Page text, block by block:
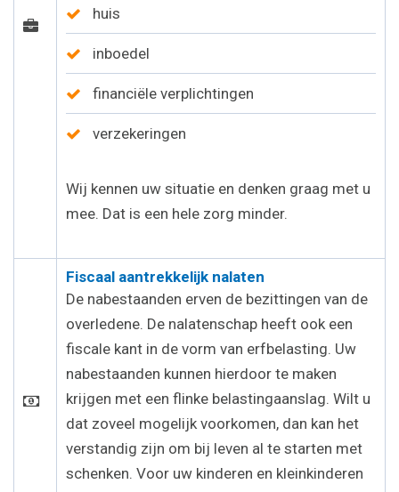
huis
inboedel
financiële verplichtingen
verzekeringen
Wij kennen uw situatie en denken graag met u
mee. Dat is een hele zorg minder.
Fiscaal aantrekkelijk nalaten
De nabestaanden erven de bezittingen van de
overledene. De nalatenschap heeft ook een
fiscale kant in de vorm van erfbelasting. Uw
nabestaanden kunnen hierdoor te maken
krijgen met een flinke belastingaanslag. Wilt u
dat zoveel mogelijk voorkomen, dan kan het
verstandig zijn om bij leven al te starten met
schenken. Voor uw kinderen en kleinkinderen